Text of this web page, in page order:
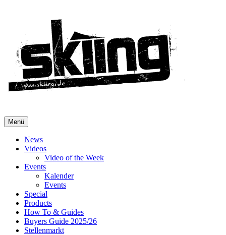
Menü
News
Videos
Video of the Week
Events
Kalender
Events
Special
Products
How To & Guides
Buyers Guide 2025/26
Stellenmarkt